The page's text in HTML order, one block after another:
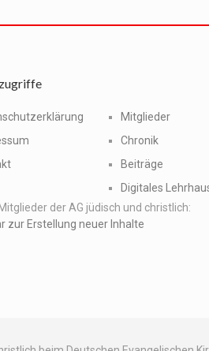
Mitglieder
Chronik
Beiträge
Digitales
der AG jüdisch und christlich:
zur Erstellung neuer Inhalte